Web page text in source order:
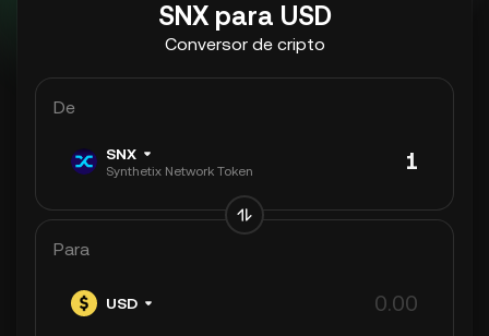
SNX para USD
Conversor de cripto
De
SNX
Synthetix Network Token
Para
USD